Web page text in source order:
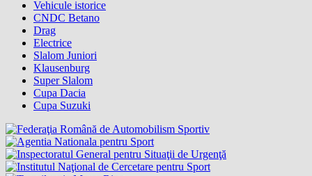
Vehicule istorice
CNDC Betano
Drag
Electrice
Slalom Juniori
Klausenburg
Super Slalom
Cupa Dacia
Cupa Suzuki